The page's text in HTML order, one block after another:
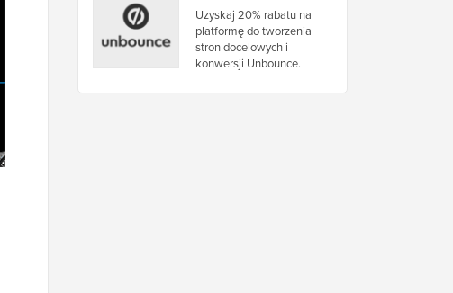
Uzyskaj 20% rabatu na
platformę do tworzenia
stron docelowych i
konwersji Unbounce.